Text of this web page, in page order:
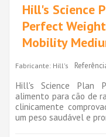
Hill's Science
Perfect
Mobility
Fabricante: Hill's
Hill's Science Plan
alimento para cão de
clinicamente
um peso saudável e